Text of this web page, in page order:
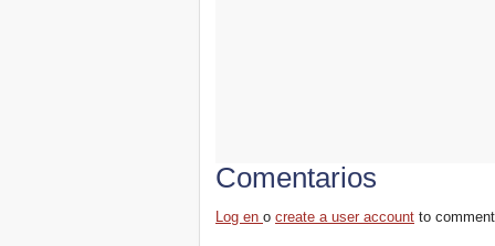
Comentarios
Log enocreate a user account to